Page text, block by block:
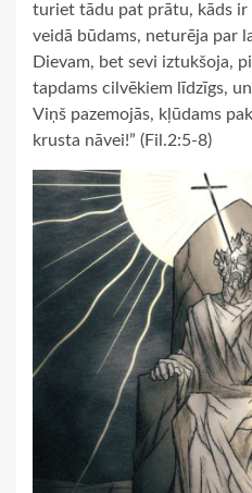
turiet tādu pat prātu, kāds ir
veidā būdams, neturēja par
Dievam, bet sevi iztukšoja,
tapdams cilvēkiem līdzīgs,
Viņš pazemojās, kļūdams
krusta nāvei!” (Fil.2:5-8)